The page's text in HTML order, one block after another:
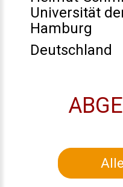
Universität
Hamburg
Deutschland